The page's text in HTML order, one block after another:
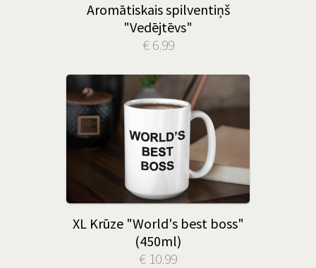
Aromātiskais spilventiņš
"Vedējtēvs"
€ 6.99
XL Krūze "World's best boss"
(450ml)
€ 10.99